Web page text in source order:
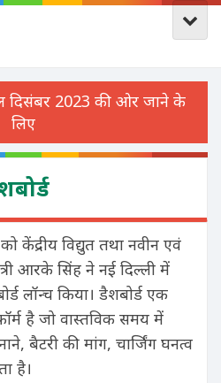
केंद्रीय विद्युत तथा नवीन एवं
आरके सिंह ने नई दिल्ली में
लॉन्च किया। डैशबोर्ड एक
है जो वास्तविक समय में
बैटरी की मांग, चार्जिंग घनत्व
है।